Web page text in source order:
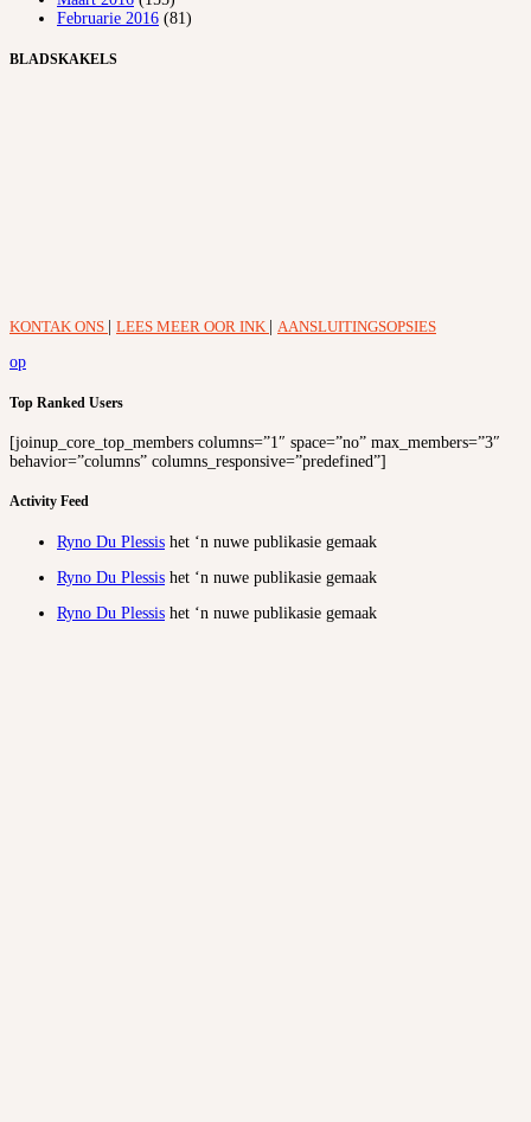
Februarie 2016 (81)
BLADSKAKELS
KONTAK ONS LEES MEER OOR INK
AANSLUITINGSOPSIES
op
Top Ranked Users
[joinup_core_top_members columns=”1″ space=”no” max_members=”3″
behavior=”columns” columns_responsive=”predefined”]
Activity Feed
Ryno Du Plessis het ‘n nuwe publikasie gemaak
Ryno Du Plessis het ‘n nuwe publikasie gemaak
Ryno Du Plessis het ‘n nuwe publikasie gemaak